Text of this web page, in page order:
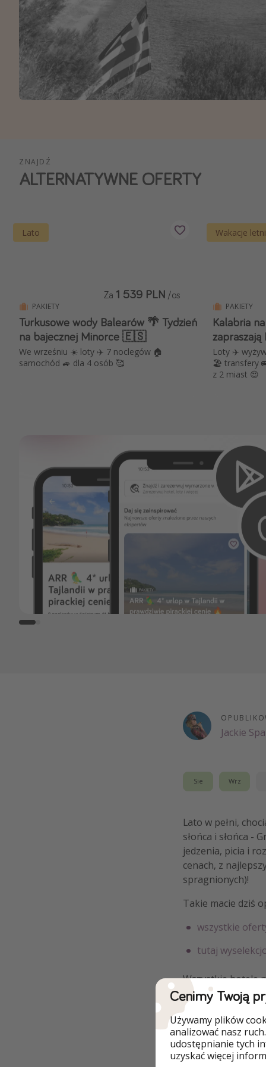
ZNAJDŹ
ALTERNATYWNE OFERTY
Lato
PAKIETY
Turkusowe wody Balearów 🌴 Tydzień
na bajecznej Minorce 🇪🇸
We wrześniu ☀️ loty ✈️ 7 noclegów 🏠
samochód 🚙 dla 4 osób 🥰
Za 1 539 PLN /os
Wakacje
PAKIETY
Kalabria
Loty ✈️
🏖️ transfery
z 2 miast 😍
Jackie
Sie Wrz
Lato w pełni,
słońca i słońca -
jedzenia, picia i
cenach, z
spragnionych)!
Takie macie dziś
wszystkie
tutaj
Wszystkie hotele
🦜 Najlepsze
Cenimy Twoją
Używamy plików
analizować nasz
udostępnianie tych
uzyskać więcej